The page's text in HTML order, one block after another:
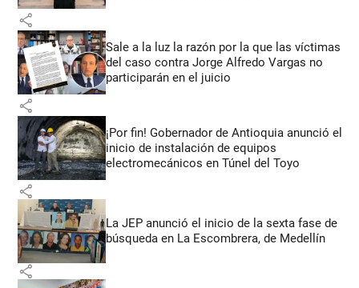
share
Sale a la luz la razón por la que las víctimas
del caso contra Jorge Alfredo Vargas no
participarán en el juicio
share
¡Por fin! Gobernador de Antioquia anunció el
inicio de instalación de equipos
electromecánicos en Túnel del Toyo
share
La JEP anunció el inicio de la sexta fase de
búsqueda en La Escombrera, de Medellín
share